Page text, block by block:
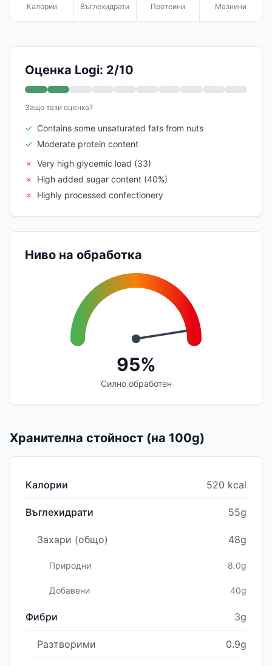
Калории Въглехидрати Протеини Мазнини
Оценка Logi: 2/10
Защо тази оценка?
✓ Contains some unsaturated fats from nuts
✓ Moderate protein content
✗ Very high glycemic load (33)
✗
High added sugar content (40%)
✗
Highly processed confectionery
Ниво на обработка
95%
Силно обработен
Хранителна стойност (на 100g)
Калории 520 kcal
Въглехидрати 55g
Захари (общо) 48g
Природни 8.0g
Добавени 40g
Фибри 3g
Разтворими 0.9g